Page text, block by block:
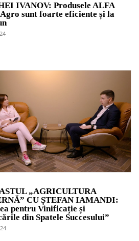
IVANOV: Produsele ALFA
sunt foarte eficiente și la
„AGRICULTURA
CU ȘTEFAN IAMANDI:
pentru Vinificație și
din Spatele Succesului”